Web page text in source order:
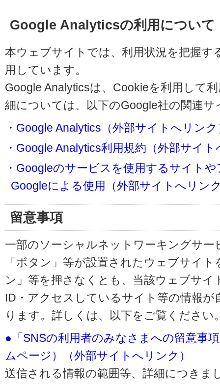
Google Analyticsの利用について
本ウェブサイトでは、利用状況を把握す
用しています。
Google Analyticsは、Cookieを利用して
細については、以下のGoogle社の関連
・Google Analytics（外部サイトへリンク
・Google Analytics利用規約（外部サイ
・Googleのサービスを使用するサイト
Googleによる使用（外部サイトへリン
留意事項
一部のソーシャルネットワーキングサー
「ボタン」等が設置されたウェブサイ
ン」等を押さなくとも、当該ウェブサイ
ID・アクセスしているサイト等の情報
ります。詳しくは、以下をご覧ください
●「SNSの利用者のみなさまへの留意事
ムページ）（外部サイトへリンク）
送信される情報の範囲等、詳細につきま